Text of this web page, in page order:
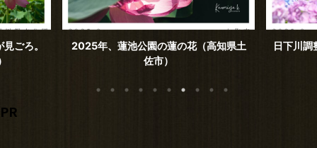
知県土
日下川調整池（日高村めだか池）の紫陽
花
第50回
PR